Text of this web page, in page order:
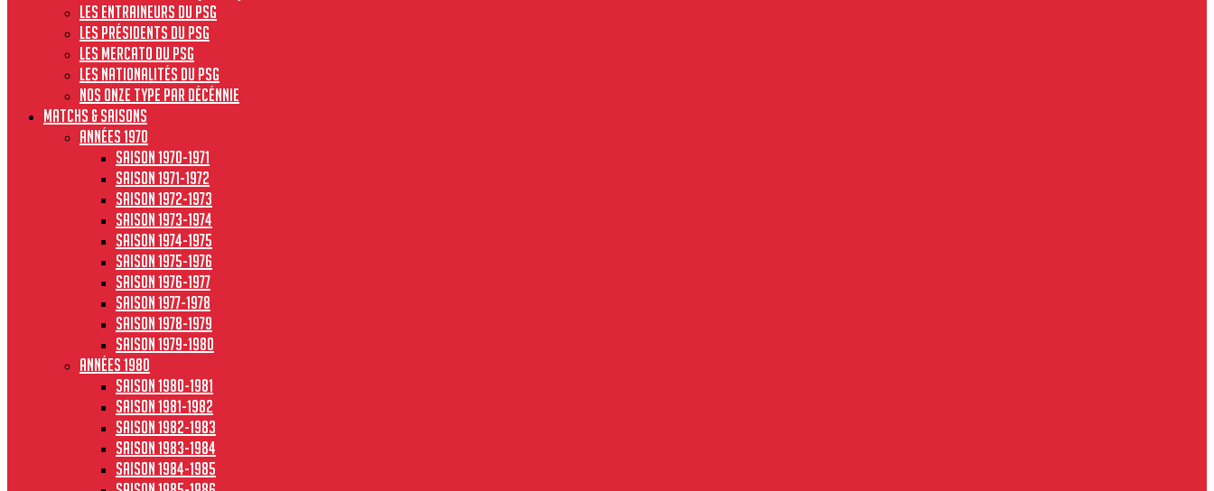
Les entraineurs du PSG
Les présidents du PSG
Les Mercato du PSG
Les nationalités du PSG
Nos onze type par décénnie
MATCHS & SAISONS
Années 1970
Saison 1970-1971
Saison 1971-1972
Saison 1972-1973
Saison 1973-1974
Saison 1974-1975
Saison 1975-1976
Saison 1976-1977
Saison 1977-1978
Saison 1978-1979
Saison 1979-1980
Années 1980
Saison 1980-1981
Saison 1981-1982
Saison 1982-1983
Saison 1983-1984
Saison 1984-1985